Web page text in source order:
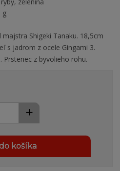
zelenina
g
Shigeki Tanaku. 18,5cm
s jadrom z ocele Gingami 3.
Prstenec z byvolieho rohu.
+
do košíka